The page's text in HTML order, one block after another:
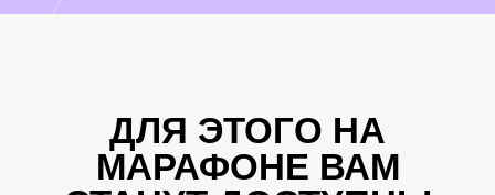
ДЛЯ ЭТОГО НА
МАРАФОНЕ ВАМ